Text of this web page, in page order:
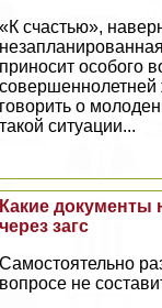
«К счастью»,
приносит особого
говорить о
такой ситуации...
Какие документы
через загс
Самостоятельно
вопросе не